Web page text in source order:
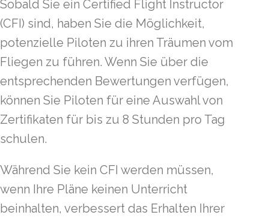
Sobald Sie ein Certified Flight Instructor
(CFI) sind, haben Sie die Möglichkeit,
potenzielle Piloten zu ihren Träumen vom
Fliegen zu führen. Wenn Sie über die
entsprechenden Bewertungen verfügen,
können Sie Piloten für eine Auswahl von
Zertifikaten für bis zu 8 Stunden pro Tag
schulen.
Während Sie kein CFI werden müssen,
wenn Ihre Pläne keinen Unterricht
beinhalten, verbessert das Erhalten Ihrer